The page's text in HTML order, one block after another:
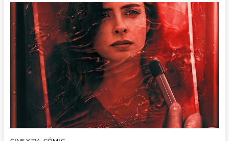
The
Acolyte
estoy
cabreado